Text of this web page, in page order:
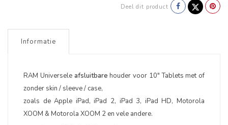
Deel dit product
Informatie
RAM Universele afsluitbare houder voor 10" Tablets met of
zonder skin / sleeve / case,
zoals de Apple iPad, iPad 2, iPad 3, iPad HD, Motorola
XOOM & Motorola XOOM 2 en vele andere.